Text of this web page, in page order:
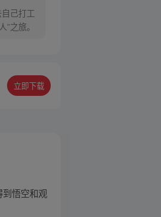
己打工
之旅。
立即下载
悟空和观